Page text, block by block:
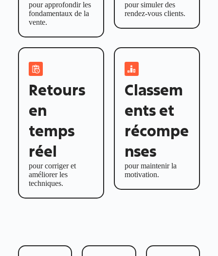
pour approfondir les
fondamentaux de la
vente.
pour simuler des
rendez-vous clients.
Retours
en
temps
réel
pour corriger et
améliorer les
techniques.
Classem
ents et
récompe
nses
pour maintenir la
motivation.